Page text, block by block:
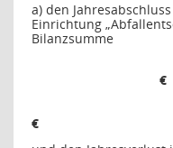
a) den
Einrichtung
Bilanzsumme
€
€